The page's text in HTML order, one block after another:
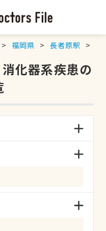
福岡県 長者原駅
化器系疾患の